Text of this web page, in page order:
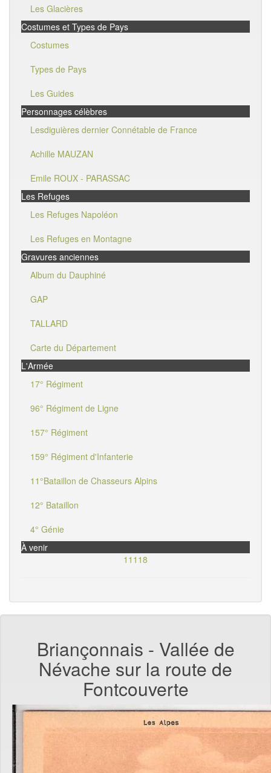
Les Glacières
Costumes et Types de Pays
Costumes
Types de Pays
Les Guides
Personnages célèbres
Lesdiguières dernier Connétable de France
Achille MAUZAN
Emile ROUX - PARASSAC
Les Refuges
Les Refuges Napoléon
Les Refuges en Montagne
Gravures anciennes
Album du Dauphiné
GAP
TALLARD
Carte du Département
L'Armée
17° Régiment
96° Régiment de Ligne
157° Régiment
159° Régiment d'Infanterie
11°Bataillon de Chasseurs Alpins
12° Bataillon
4° Génie
À venir
11118
Briançonnais - Vallée de
Névache sur la route de
Fontcouverte